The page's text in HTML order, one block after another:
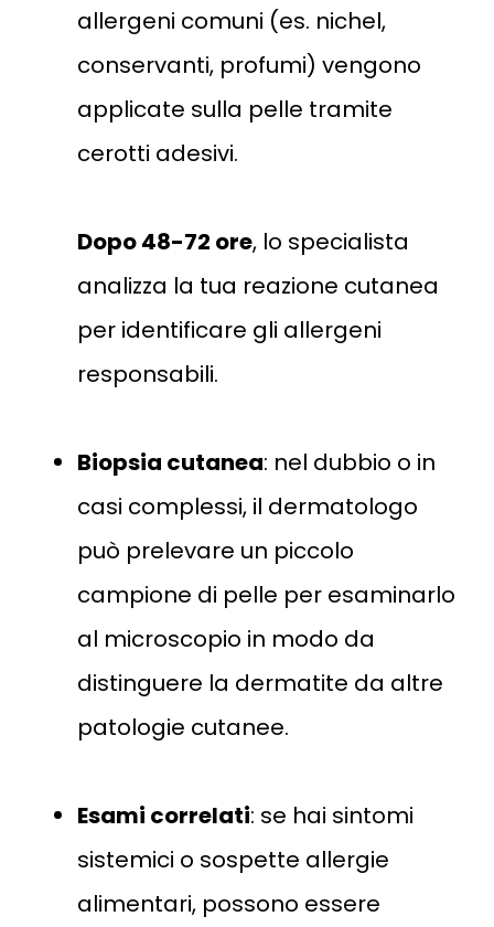
allergeni comuni (es. nichel,
conservanti, profumi) vengono
applicate sulla pelle tramite
cerotti adesivi.
Dopo 48-72 ore, lo specialista
analizza la tua reazione cutanea
per identificare gli allergeni
responsabili​.
Biopsia cutanea: nel dubbio o in
casi complessi, il dermatologo
può prelevare un piccolo
campione di pelle per esaminarlo
al microscopio in modo da
distinguere la dermatite da altre
patologie cutanee​.
Esami correlati: se hai sintomi
sistemici o sospette allergie
alimentari, possono essere